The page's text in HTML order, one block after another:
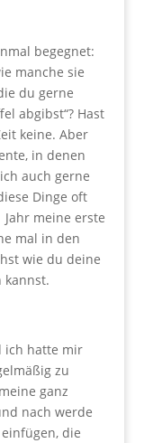
begegnet:
manche sie
du gerne
abgibst“? Hast
keine. Aber
in denen
auch gerne
Dinge oft
meine erste
mal in den
wie du deine
kannst.
ich hatte mir
zu
ganz
nach werde
die